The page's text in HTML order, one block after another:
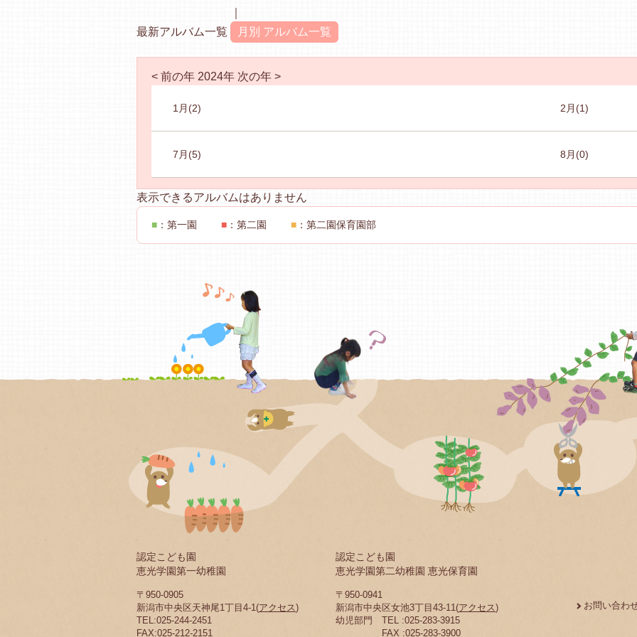
最新アルバム一覧 月別 アルバム一覧
< 前の年 2024年 次の年 >
1月 (2) 2月 (1)
7月 (5) 8月 (0)
表示できるアルバムはありません
■ ：第一園 ■ ：第二園 ■ ：第二園保育園部
認定こども園
恵光学園第一幼稚園
〒950-0905
新潟市中央区天神尾1丁目4-1(アクセス)
TEL:025-244-2451
FAX:025-212-2151
認定こども園
恵光学園第二幼稚園 恵光保育園
〒950-0941
新潟市中央区女池3丁目43-11(アクセス)
幼児部門 TEL :025-283-3915
FAX :025-283-3900
お問い合わ